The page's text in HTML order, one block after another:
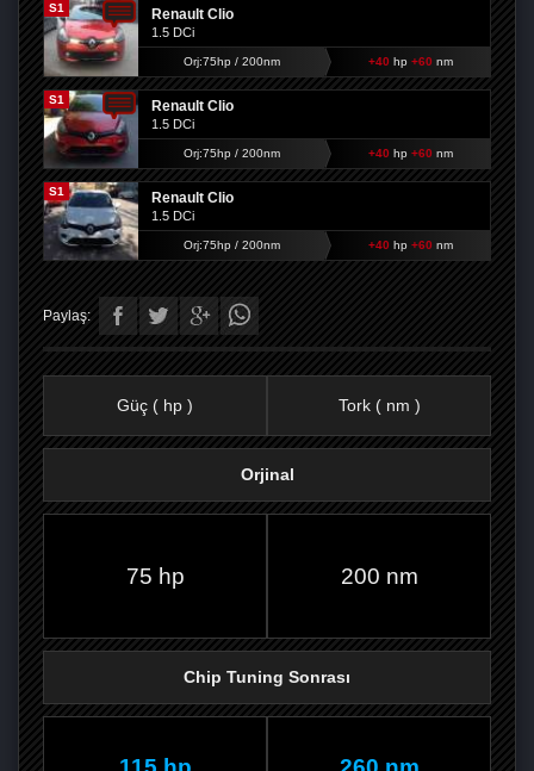
S1 Renault Clio
1.5 DCi
Orj:75hp / 200nm +40 hp +60 nm
S1 Renault Clio
1.5 DCi
Orj:75hp / 200nm +40 hp +60 nm
S1 Renault Clio
1.5 DCi
Orj:75hp / 200nm +40 hp +60 nm
Paylaş:
Güç ( hp ) Tork ( nm )
Orjinal
75 hp 200 nm
Chip Tuning Sonrası